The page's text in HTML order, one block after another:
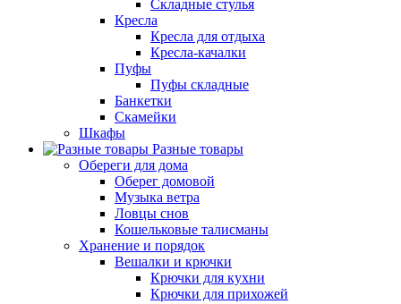
Складные стулья
Кресла
Кресла для отдыха
Кресла-качалки
Пуфы
Пуфы складные
Банкетки
Скамейки
Шкафы
Разные товары
Обереги для дома
Оберег домовой
Музыка ветра
Ловцы снов
Кошельковые талисманы
Хранение и порядок
Вешалки и крючки
Крючки для кухни
Крючки для прихожей